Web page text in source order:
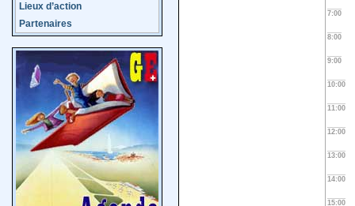
Lieux d’action
Partenaires
7:00
8:00
9:00
10:00
11:00
12:00
13:00
14:00
15:00